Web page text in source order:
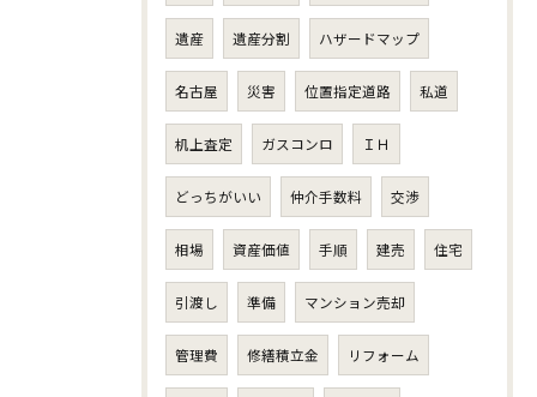
遺産 遺産分割 ハザードマップ
名古屋 災害 位置指定道路 私道
机上査定 ガスコンロ ＩＨ
どっちがいい 仲介手数料 交渉
相場 資産価値 手順 建売 住宅
引渡し 準備 マンション売却
管理費 修繕積立金 リフォーム